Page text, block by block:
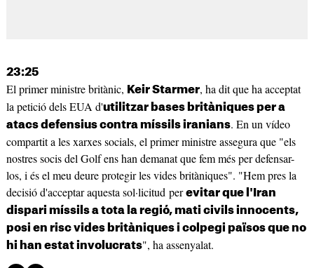
23:25
El primer ministre britànic, Keir Starmer, ha dit que ha acceptat
la petició dels EUA d'utilitzar bases britàniques per a
atacs defensius contra míssils iranians. En un vídeo
compartit a les xarxes socials, el primer ministre assegura que "els
nostres socis del Golf ens han demanat que fem més per defensar-
los, i és el meu deure protegir les vides britàniques". "Hem pres la
decisió d'acceptar aquesta sol·licitud perevitar que l'Iran
dispari míssils a tota la regió, mati civils innocents,
posi en risc vides britàniques i colpegi països que no
hi han estat involucrats", ha assenyalat.